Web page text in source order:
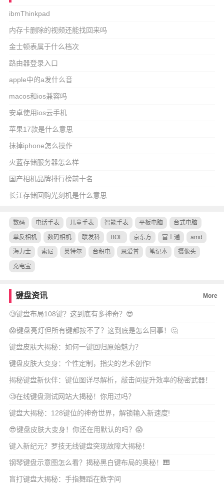
ibmThinkpad
内存卡删除的视频还能找回来吗
金士顿表属于什么档次
路由器登录入口
apple中的a发什么音
macos和ios兼容吗
安卓使用ios云手机
苹果17款是什么意思
抹掉iphone怎么操作
火蓝存储服务器怎么样
国产相机品牌排行榜前十名
长江存储回购光刻机是什么意思
数码 电话手表 儿童手表 智能手表 平板电脑 台式电脑
单反相机 数码相机 联发科 BOE 京东方 富士通 amd
海力士 索尼 英特尔 台积电 思爱普 笔记本 摄像头
充电宝
键盘资讯 More
🧐键盘布局108键？这到底有多神奇？😎
😱键盘亮灯但所有键都按不了？这到底是怎么回事！🤔
键盘皮肤大揭秘：如何一键回归原始魅力？
键盘皮肤大变身：个性定制，指尖的艺术创作!
揭秘键盘新伙伴：键位图详尽解析，敲击间提升效率的秘密武器！
🧐在线键盘测试网站大揭秘！你用过吗？
键盘大揭秘：128键位的神奇世界，解锁输入新速度!
😎键盘皮肤大变身！你还在用默认的吗？😱
键入新纪元？罗技无线键盘突现故障大揭秘！
钢琴键盘示意图怎么看？揭秘黑白键布局的奥秘！🎹
盲打键盘大揭秘：手指舞蹈在数字间